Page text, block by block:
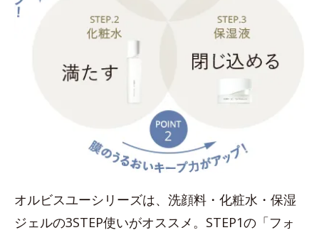
オルビスユーシリーズは、洗顔料・化粧水・保湿
ジェルの3STEP使いがオススメ。STEP1の「フォ